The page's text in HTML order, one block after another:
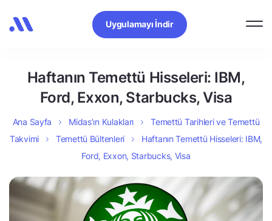
Uygulamayı İndir
Haftanın Temettü Hisseleri: IBM,
Ford, Exxon, Starbucks, Visa
Ana Sayfa Midas’ın Kulakları
Temettü Tarihleri ve Temettü
Takvimi
Temettü Bültenleri
Haftanın Temettü Hisseleri: IBM,
Ford, Exxon, Starbucks, Visa